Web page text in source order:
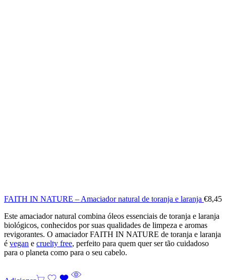
FAITH IN NATURE – Amaciador natural de toranja e laranja €8,45
Este amaciador natural combina óleos essenciais de toranja e laranja
biológicos, conhecidos por suas qualidades de limpeza e aromas
revigorantes. O amaciador FAITH IN NATURE de toranja e laranja
é vegan e cruelty free, perfeito para quem quer ser tão cuidadoso
para o planeta como para o seu cabelo.